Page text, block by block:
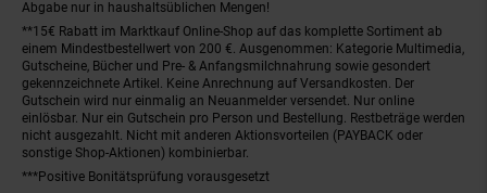
Abgabe nur in haushaltsüblichen Mengen!
**15€ Rabatt im Marktkauf Online-Shop auf das komplette Sortiment ab
einem Mindestbestellwert von 200 €. Ausgenommen: Kategorie Multimedia,
Gutscheine, Bücher und Pre- & Anfangsmilchnahrung sowie gesondert
gekennzeichnete Artikel. Keine Anrechnung auf Versandkosten. Der
Gutschein wird nur einmalig an Neuanmelder versendet. Nur online
einlösbar. Nur ein Gutschein pro Person und Bestellung. Restbeträge werden
nicht ausgezahlt. Nicht mit anderen Aktionsvorteilen (PAYBACK oder
sonstige Shop-Aktionen) kombinierbar.
***Positive Bonitätsprüfung vorausgesetzt